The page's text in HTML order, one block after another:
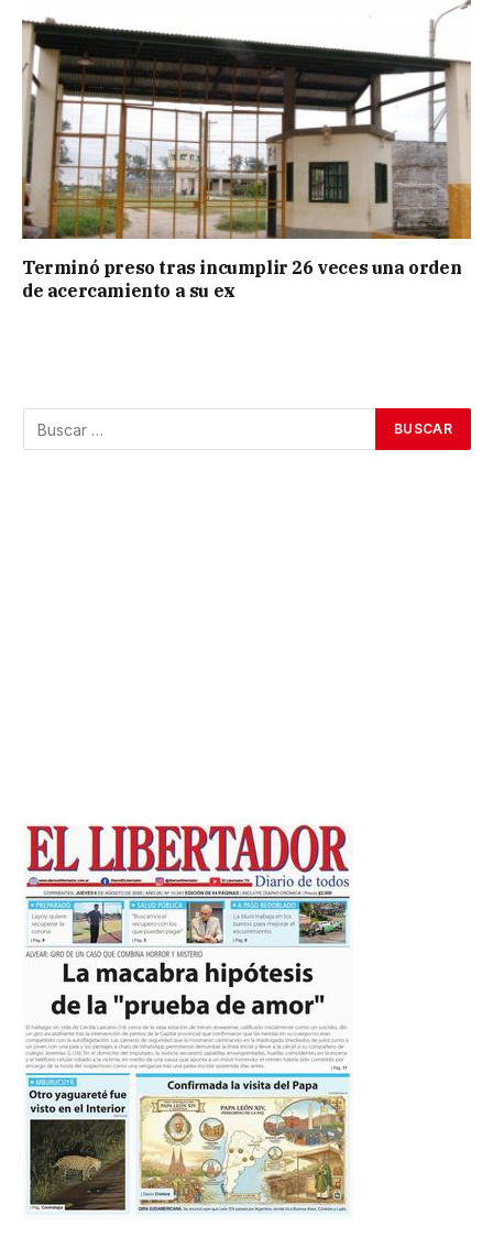
Terminó preso tras incumplir 26 veces una orden
de acercamiento a su ex